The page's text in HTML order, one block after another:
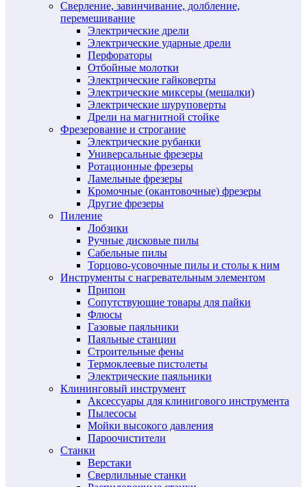
Сверление, завинчивание, долбление,
перемешивание
Электрические дрели
Электрические ударные дрели
Перфораторы
Отбойные молотки
Электрические гайковерты
Электрические миксеры (мешалки)
Электрические шуруповерты
Дрели на магнитной стойке
Фрезерование и строгание
Электрические рубанки
Универсальные фрезеры
Ротационные фрезеры
Ламельные фрезеры
Кромочные (окантовочные) фрезеры
Другие фрезеры
Пиление
Лобзики
Ручные дисковые пилы
Сабельные пилы
Торцово-усовочные пилы и столы к ним
Инструменты с нагревательным элементом
Припои
Сопутствующие товары для пайки
Флюсы
Газовые паяльники
Паяльные станции
Строительные фены
Термоклеевые пистолеты
Электрические паяльники
Клининговый инструмент
Аксессуары для клинигового инструмента
Пылесосы
Мойки высокого давления
Пароочистители
Станки
Верстаки
Сверлильные станки